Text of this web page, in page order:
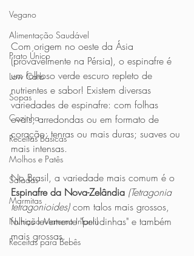
Vegano
Alimentação Saudável
Prato Único
Low Carb
Sopas
Cozinha
Receitas Básicas
Molhos e Patês
Saladas
Marmitas
Nutrição Materno Infantil
Receitas para Bebês
Com origem no oeste da Ásia
(provavelmente na Pérsia), o espinafre é
um folhoso verde escuro repleto de
nutrientes e sabor! Existem diversas
variedades de espinafre: com folhas
ovais, arredondas ou em formato de
coração; tenras ou mais duras; suaves ou
mais intensas.
No Brasil, a variedade mais comum é o
Espinafre da Nova-Zelândia (Tetragonia
tetragonioides) com talos mais grossos,
folhas levemente "peludinhas" e também
mais grossas.